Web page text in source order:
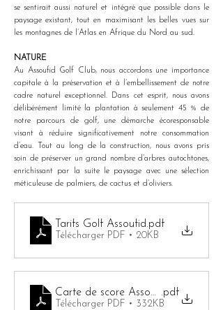
se sentirait aussi naturel et intégré que possible dans le
paysage existant, tout en maximisant les belles vues sur
les montagnes de l’Atlas en Afrique du Nord au sud.
NATURE
Au Assoufid Golf Club, nous accordons une importance
capitale à la préservation et à l’embellissement de notre
cadre naturel exceptionnel. Dans cet esprit, nous avons
délibérément limité la plantation à seulement 45 % de
notre parcours de golf, une démarche écoresponsable
visant à réduire significativement notre consommation
d’eau. Tout au long de la construction, nous avons pris
soin de préserver un grand nombre d’arbres autochtones,
enrichissant par la suite le paysage avec une sélection
méticuleuse de palmiers, de cactus et d’oliviers.
Tarifs Golf Assoufid.pdf
Télécharger PDF • 20KB
Carte de score Assoufid.pdf
Télécharger PDF • 332KB